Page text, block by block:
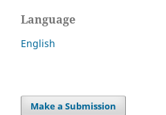
Language
English
Make a Submission